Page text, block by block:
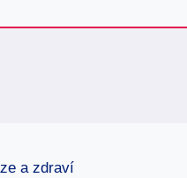
a zdraví